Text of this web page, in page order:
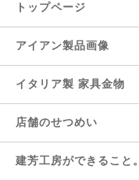
トップページ
アイアン製品画像
イタリア製 家具金物
店舗のせつめい
建芳工房ができること。